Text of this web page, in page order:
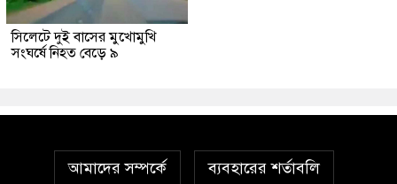
সিলেটে দুই বাসের মুখোমুখি
সংঘর্ষে নিহত বেড়ে ৯
আমাদের সম্পর্কে ব্যবহারের শর্তাবলি